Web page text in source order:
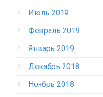
Июль 2019
Февраль 2019
Январь 2019
Декабрь 2018
Ноябрь 2018